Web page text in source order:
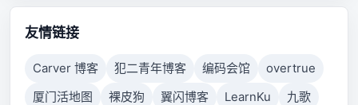
connection failed because connected host has failed
to respond.
友情链接
Carver 博客 犯二青年博客 编码会馆
overtrue
厦门活地图
裸皮狗 翼闪博客 LearnKu
九歌